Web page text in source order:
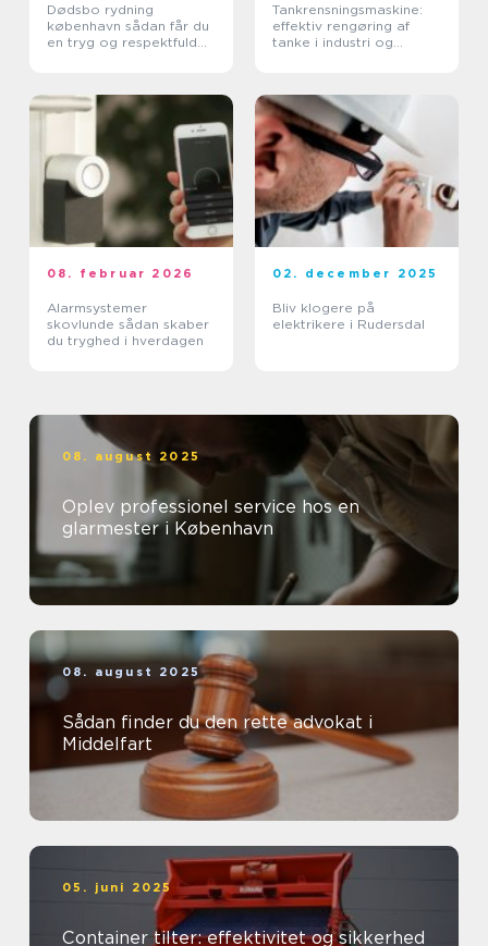
Dødsbo rydning
københavn sådan får du
en tryg og respektfuld
Tankrensningsmaskine:
effektiv rengøring af
tanke i industri og
08. februar 2026
Alarmsystemer
skovlunde sådan skaber
du tryghed i hverdagen
02. december 2025
Bliv klogere på
elektrikere i Rudersdal
08. august 2025
Oplev professionel service hos en
glarmester i København
08. august 2025
Sådan finder du den rette advokat i
Middelfart
05. juni 2025
Container tilter: effektivitet og sikkerhed